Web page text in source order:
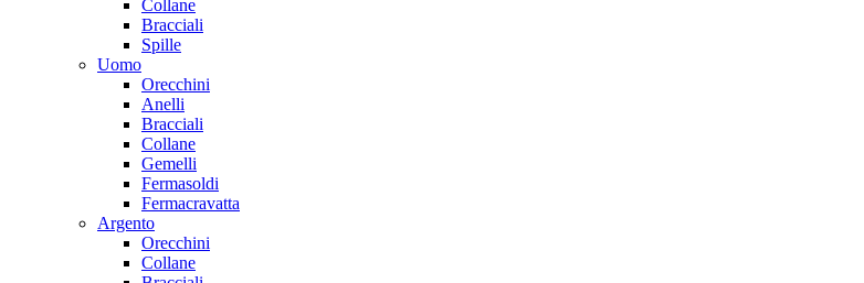
Collane
Bracciali
Spille
Uomo
Orecchini
Anelli
Bracciali
Collane
Gemelli
Fermasoldi
Fermacravatta
Argento
Orecchini
Collane